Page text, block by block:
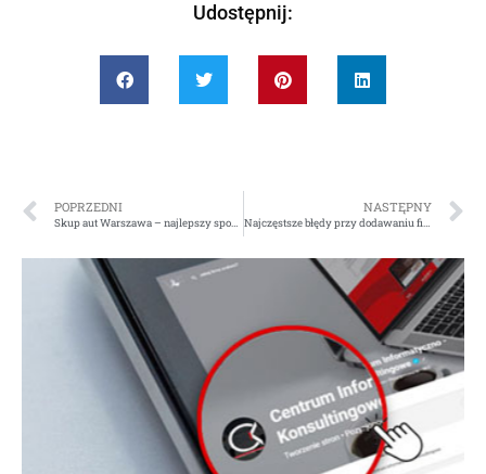
Udostępnij:
POPRZEDNI
Skup aut Warszawa – najlepszy sposób na sprzedaż samochodu
NASTĘPNY
Najczęstsze błędy przy dodawaniu firmy do katalogu